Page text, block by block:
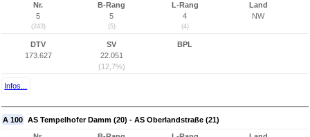
Nr.
5
(243)
B-Rang
5
(5)
L-Rang
4
(4)
Land
NW
DTV
173.627
SV
22.051
(12,7%)
BPL
Infos...
A 100 AS Tempelhofer Damm (20) - AS Oberlandstraße (21)